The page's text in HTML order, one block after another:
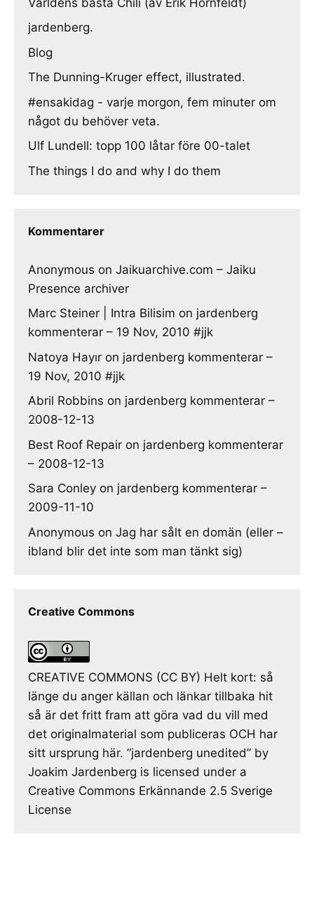
jardenberg.
Blog
The Dunning-Kruger effect, illustrated.
#ensakidag - varje morgon, fem minuter om
något du behöver veta.
Ulf Lundell: topp 100 låtar före 00-talet
The things I do and why I do them
Kommentarer
Anonymous on Jaikuarchive.com – Jaiku
Presence archiver
Marc Steiner | Intra Bilisim on jardenberg
kommenterar – 19 Nov, 2010 #jjk
Natoya Hayır on jardenberg kommenterar –
19 Nov, 2010 #jjk
Abril Robbins on jardenberg kommenterar –
2008-12-13
Best Roof Repair on jardenberg kommenterar
– 2008-12-13
Sara Conley on jardenberg kommenterar –
2009-11-10
Anonymous on Jag har sålt en domän (eller –
ibland blir det inte som man tänkt sig)
Creative Commons
CREATIVE COMMONS (CC BY) Helt kort: så
länge du anger källan och länkar tillbaka hit
så är det fritt fram att göra vad du vill med
det originalmaterial som publiceras OCH har
sitt ursprung här. ”jardenberg unedited” by
Joakim Jardenberg is licensed under a
Creative Commons Erkännande 2.5 Sverige
License